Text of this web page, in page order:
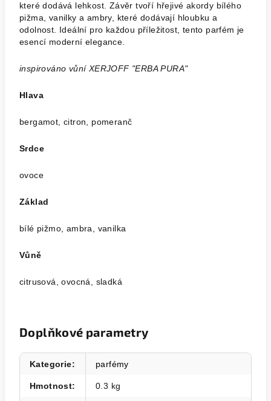
které dodává lehkost. Závěr tvoří hřejivé akordy bílého
pižma, vanilky a ambry, které dodávají hloubku a
odolnost. Ideální pro každou příležitost, tento parfém je
esencí moderní elegance.
inspirováno vůní XERJOFF "ERBA PURA"
Hlava
bergamot, citron, pomeranč
Srdce
ovoce
Základ
bílé pižmo, ambra, vanilka
Vůně
citrusová, ovocná, sladká
Doplňkové parametry
Kategorie: parfémy
Hmotnost: 0.3 kg